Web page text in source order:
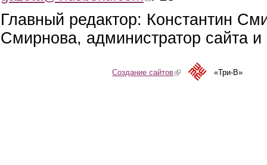
Главный редактор: Константин
Смирнова, администратор сайта
Создание сайтов(link is external)«Три-В»